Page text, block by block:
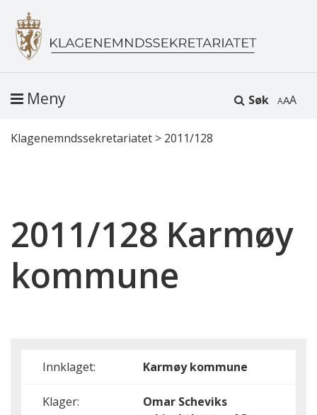
Søk A
Meny
Klagenemndssekretariatet > 2011/128
2011/128 Karmøy
kommune
Innklaget: Karmøy kommune
Klager:
Omar Scheviks